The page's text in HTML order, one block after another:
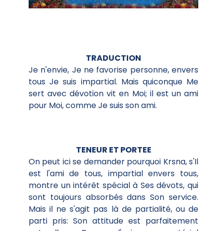
TRADUCTION
Je n'envie, Je ne favorise personne, envers
tous Je suis impartial. Mais quiconque Me
sert avec dévotion vit en Moi; il est un ami
pour Moi, comme Je suis son ami.
TENEUR ET PORTEE
On peut ici se demander pourquoi Krsna, s'Il
est l'ami de tous, impartial envers tous,
montre un intérêt spécial à Ses dévots, qui
sont toujours absorbés dans Son service.
Mais il ne s'agit pas là de partialité, ou de
parti pris: Son attitude est parfaitement